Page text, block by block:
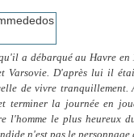
a débarqué au Havre
Varsovie. D'après lui il
de vivre
terminer la journée en
l'homme le plus heureux
n'est pas le personnage